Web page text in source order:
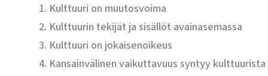
Kulttuuri on muutosvoima
Kulttuurin tekijät ja sisällöt avainasemassa
Kulttuuri on jokaisenoikeus
Kansainvälinen vaikuttavuus syntyy kulttuurista